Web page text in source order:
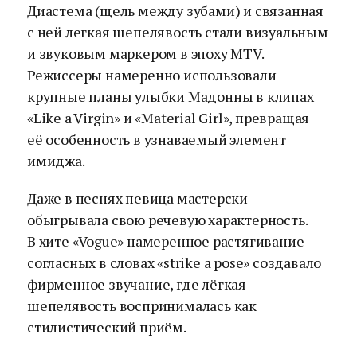
Диастема (щель между зубами) и связанная
с ней легкая шепелявость стали визуальным
и звуковым маркером в эпоху MTV.
Режиссеры намеренно использовали
крупные планы улыбки Мадонны в клипах
«Like a Virgin» и «Material Girl», превращая
её особенность в узнаваемый элемент
имиджа.
Даже в песнях певица мастерски
обыгрывала свою речевую характерность.
В хите «Vogue» намеренное растягивание
согласных в словах «strike a pose» создавало
фирменное звучание, где лёгкая
шепелявость воспринималась как
стилистический приём.